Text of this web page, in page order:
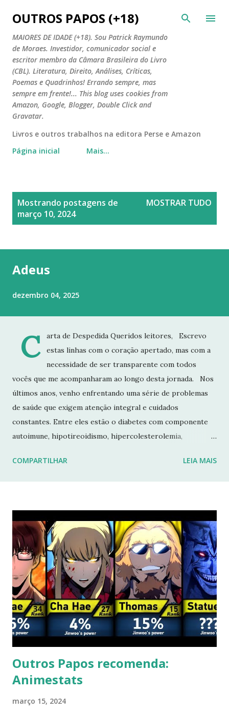
Pular para o conteúdo principal
OUTROS PAPOS (+18)
MAIORES DE IDADE (+18). Sou Patrick Raymundo
de Moraes. Investidor, comunicador social e
escritor membro da Câmara Brasileira do Livro
(CBL). Literatura, Direito, Análises, Críticas,
Poemas e Quadrinhos! Errando sempre, mas
sempre em frente!... This blog uses cookies from
Amazon, Google, Blogger, Double Click and
Gravatar.
Livros e outros trabalhos na editora Perse e Amazon
Página inicial
Mais…
Mostrando postagens de
março 10, 2024
MOSTRAR TUDO
Adeus
dezembro 04, 2025
C
arta de Despedida Queridos leitores, Escrevo
estas linhas com o coração apertado, mas com a
necessidade de ser transparente com todos
vocês que me acompanharam ao longo desta jornada. Nos
últimos anos, venho enfrentando uma série de problemas
de saúde que exigem atenção integral e cuidados
constantes. Entre eles estão o diabetes com componente
autoimune, hipotireoidismo, hipercolesterolemia,
fraturas. Esses desafios têm impactado profundamente
Não posso garantir quando — ou se — retornarei. Neste
momento, minha prioridade precisa ser cuidar da minha
saúde e buscar qualidade de vida dentro das limitações que
enfrento. Quero agradecer imensamente a cada um de
vocês que esteve comigo, que leu, comentou, compartilho...
COMPARTILHAR LEIA MAIS
Outros Papos recomenda:
Animestats
março 15, 2024